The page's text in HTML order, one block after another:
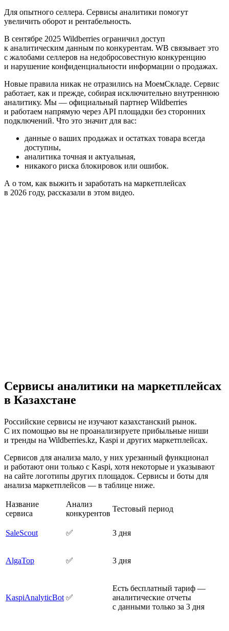
Для опытного селлера. Сервисы аналитики помогут
увеличить оборот и рентабельность.
В сентябре 2025 Wildberries ограничил доступ
к аналитическим данным по конкурентам. WB связывает это
с жалобами селлеров на недобросовестную конкуренцию
и нарушение конфиденциальности информации о продажах.
Новые правила никак не отразились на МоемСкладе. Сервис
работает, как и прежде, собирая исключительно внутреннюю
аналитику. Мы — официальный партнер Wildberries
и работаем напрямую через API площадки без сторонних
подключений. Что это значит для вас:
данные о ваших продажах и остатках товара всегда
доступны,
аналитика точная и актуальная,
никакого риска блокировок или ошибок.
А о том, как выжить и заработать на маркетплейсах
в 2026 году, рассказали в этом видео.
Сервисы аналитики на маркетплейсах
в Казахстане
Российские сервисы не изучают казахстанский рынок.
С их помощью вы не проанализируете прибыльные ниши
и тренды на Wildberries.kz, Kaspi и других маркетплейсах.
Сервисов для анализа мало, у них урезанный функционал
и работают они только с Kaspi, хотя некоторые и указывают
на сайте логотипы других площадок. Сервисы и боты для
анализа маркетплейсов — в таблице ниже.
Название
сервиса
Анализ
конкурентов
Тестовый период
SaleScout ✅ 3 дня
AlgaTop ✅ 3 дня
KaspiAnalyticBot ✅
Есть бесплатный тариф —
аналитические отчеты
с данными только за 3 дня